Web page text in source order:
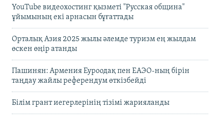
YouTube видеохостинг қызметі "Русская община"
ұйымының екі арнасын бұғаттады
Орталық Азия 2025 жылы әлемде туризм ең жылдам
өскен өңір атанды
Пашинян: Армения Еуроодақ пен ЕАЭО-ның бірін
таңдау жайлы референдум өткізбейді
Білім грант иегерлерінің тізімі жарияланды